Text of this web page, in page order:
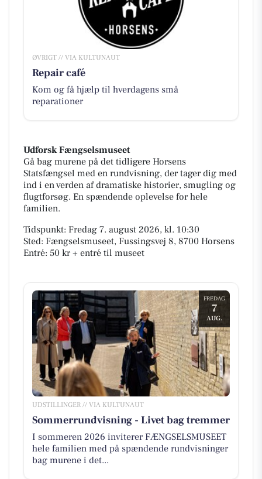
ØVRIGT // VIA KULTUNAUT
Repair café
Kom og få hjælp til hverdagens små
reparationer
Udforsk Fængselsmuseet
Gå bag murene på det tidligere Horsens
Statsfængsel med en rundvisning, der tager dig med
ind i en verden af dramatiske historier, smugling og
flugtforsøg. En spændende oplevelse for hele
familien.
Tidspunkt: Fredag 7. august 2026, kl. 10:30
Sted: Fængselsmuseet, Fussingsvej 8, 8700 Horsens
Entré: 50 kr + entré til museet
FREDAG
7
AUG.
UDSTILLINGER // VIA KULTUNAUT
Sommerrundvisning - Livet bag tremmer
I sommeren 2026 inviterer FÆNGSELSMUSEET
hele familien med på spændende rundvisninger
bag murene i det...